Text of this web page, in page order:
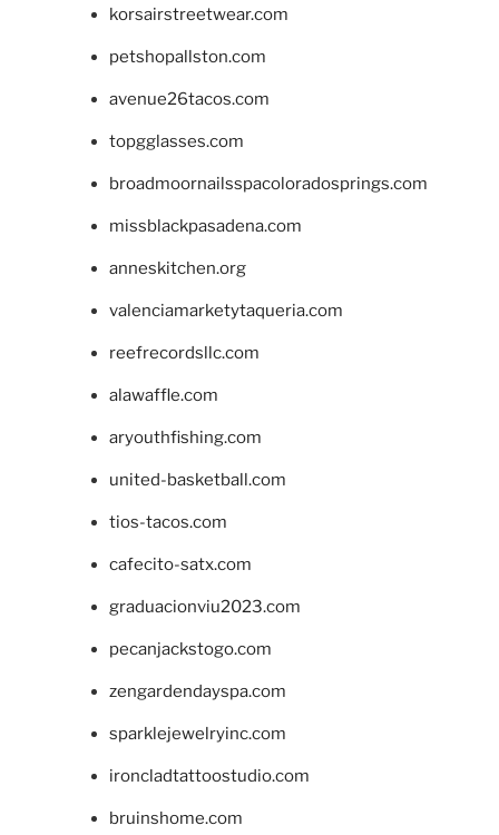
korsairstreetwear.com
petshopallston.com
avenue26tacos.com
topgglasses.com
broadmoornailsspacoloradosprings.com
missblackpasadena.com
anneskitchen.org
valenciamarketytaqueria.com
reefrecordsllc.com
alawaffle.com
aryouthfishing.com
united-basketball.com
tios-tacos.com
cafecito-satx.com
graduacionviu2023.com
pecanjackstogo.com
zengardendayspa.com
sparklejewelryinc.com
ironcladtattoostudio.com
bruinshome.com